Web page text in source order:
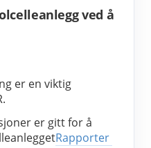
ved å
er en viktig
er gitt for å
Rapporter